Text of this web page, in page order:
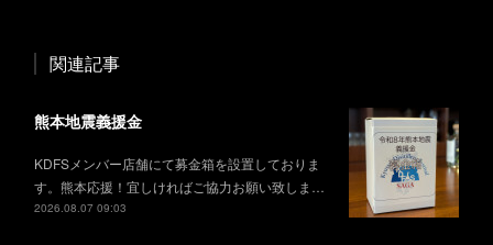
関連記事
熊本地震義援金
KDFSメンバー店舗にて募金箱を設置しておりま
す。熊本応援！宜しければご協力お願い致しま…
2026.08.07 09:03